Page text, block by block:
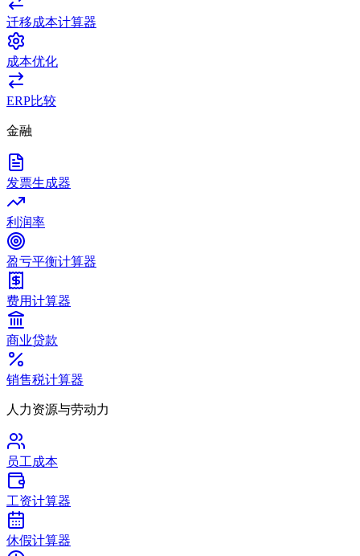
迁移成本计算器
成本优化
ERP比较
金融
发票生成器
利润率
盈亏平衡计算器
费用计算器
商业贷款
销售税计算器
人力资源与劳动力
员工成本
工资计算器
休假计算器